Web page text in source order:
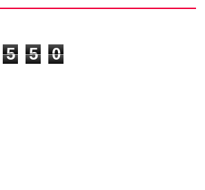
5 5 0